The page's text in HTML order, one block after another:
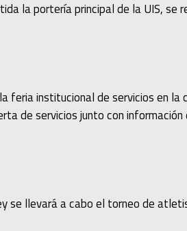
la portería principal de la UIS,
feria institucional de servicios en
de servicios junto con
se llevará a cabo el torneo de